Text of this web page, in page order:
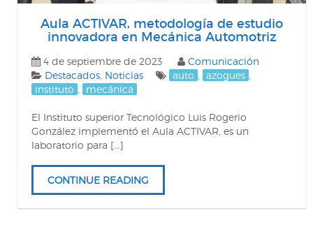
Aula ACTIVAR, metodología de estudio
innovadora en Mecánica Automotriz
4 de septiembre de 2023
Comunicación
Destacados Noticias auto azogues
instituto
mecánica
El Instituto superior Tecnológico Luis Rogerio
González implementó el Aula ACTIVAR, es un
laboratorio para […]
CONTINUE READING